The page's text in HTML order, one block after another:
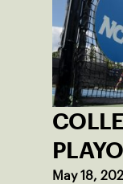
May 18,